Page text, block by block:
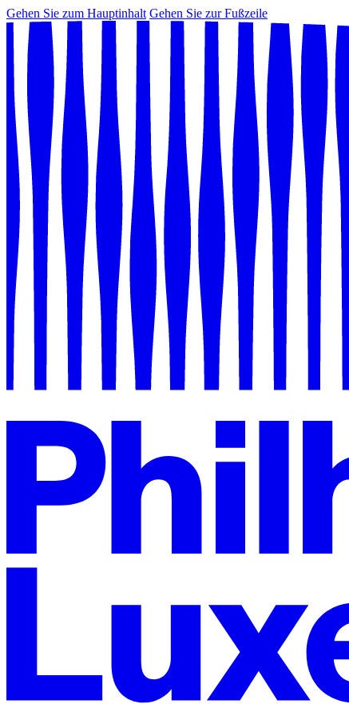
Gehen Sie zum Hauptinhalt Gehen Sie zur Fußzeile